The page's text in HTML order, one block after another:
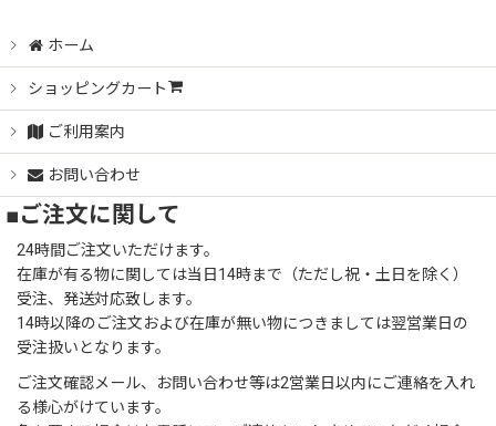
ホーム
ショッピングカート
ご利用案内
お問い合わせ
■ご注文に関して
24時間ご注文いただけます。
在庫が有る物に関しては当日14時まで（ただし祝・土日を除く）
受注、発送対応致します。
14時以降のご注文および在庫が無い物につきましては翌営業日の
受注扱いとなります。
ご注文確認メール、お問い合わせ等は2営業日以内にご連絡を入れ
る様心がけています。